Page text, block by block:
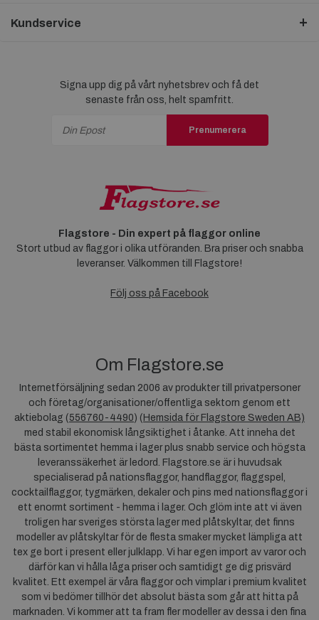
Kundservice
Signa upp dig på vårt nyhetsbrev och få det
senaste från oss, helt spamfritt.
Prenumerera
Flagstore - Din expert på flaggor online
Stort utbud av flaggor i olika utföranden. Bra priser och snabba
leveranser. Välkommen till Flagstore!
Följ oss på Facebook
Om Flagstore.se
Internetförsäljning sedan 2006 av produkter till privatpersoner
och företag/organisationer/offentliga sektorn genom ett
aktiebolag (556760-4490) ( Hemsida för Flagstore Sweden AB)
med stabil ekonomisk långsiktighet i åtanke. Att inneha det
bästa sortimentet hemma i lager plus snabb service och högsta
leveranssäkerhet är ledord. Flagstore.se är i huvudsak
specialiserad på nationsflaggor, handflaggor, flaggspel,
cocktailflaggor, tygmärken, dekaler och pins med nationsflaggor i
ett enormt sortiment - hemma i lager. Och glöm inte att vi även
troligen har sveriges största lager med plåtskyltar, det finns
modeller av plåtskyltar för de flesta smaker mycket lämpliga att
tex ge bort i present eller julklapp. Vi har egen import av varor och
därför kan vi hålla låga priser och samtidigt ge dig prisvärd
kvalitet. Ett exempel är våra flaggor och vimplar i premium kvalitet
som vi bedömer tillhör det absolut bästa som går att hitta på
marknaden. Vi kommer att ta fram fler modeller av dessa i den fina